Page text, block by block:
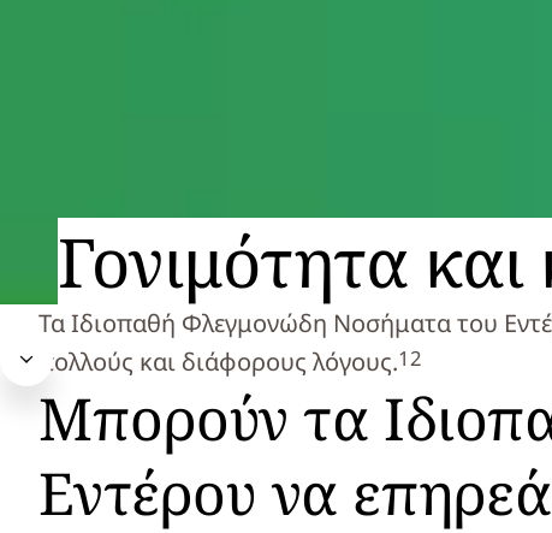
Γονιμότητα
Τα Ιδιοπαθή Φλεγμονώδη Νοσήματα του
πολλούς και διάφορους λόγους.12
Μπορούν τα
Εντέρου να